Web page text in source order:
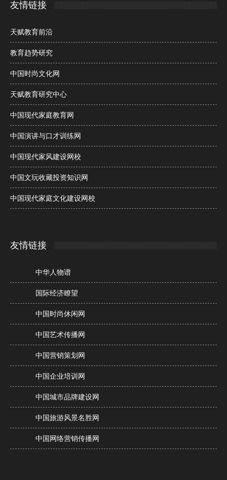
友情链接
天赋教育前沿
教育趋势研究
中国时尚文化网
天赋教育研究中心
中国现代家庭教育网
中国演讲与口才训练网
中国现代家风建设网校
中国文玩收藏投资知识网
中国现代家庭文化建设网校
友情链接
中华人物谱
国际经济瞭望
中国时尚休闲网
中国艺术传播网
中国营销策划网
中国企业培训网
中国城市品牌建设网
中国旅游风景名胜网
中国网络营销传播网